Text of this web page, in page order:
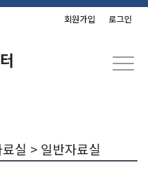
회원가입 로그인
실 > 일반자료실